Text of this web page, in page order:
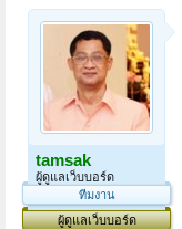
tamsak
ผู้ดูแลเว็บบอร์ด
ทีมงาน
ผู้ดูแลเว็บบอร์ด